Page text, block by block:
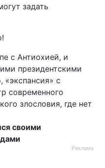
задать
с Антиохией, и
президентскими
«экспансия» с
современного
злословия, где нет
своими
Реклама